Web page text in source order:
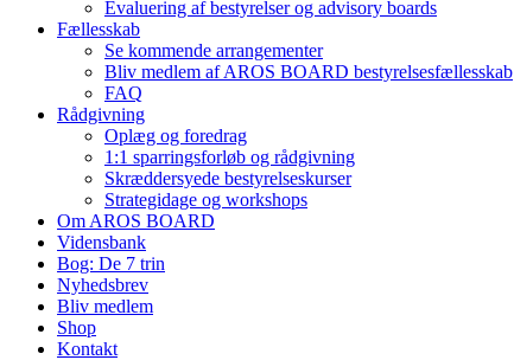
Evaluering af bestyrelser og advisory boards
Fællesskab
Se kommende arrangementer
Bliv medlem af AROS BOARD bestyrelsesfællesskab
FAQ
Rådgivning
Oplæg og foredrag
1:1 sparringsforløb og rådgivning
Skræddersyede bestyrelseskurser
Strategidage og workshops
Om AROS BOARD
Vidensbank
Bog: De 7 trin
Nyhedsbrev
Bliv medlem
Shop
Kontakt